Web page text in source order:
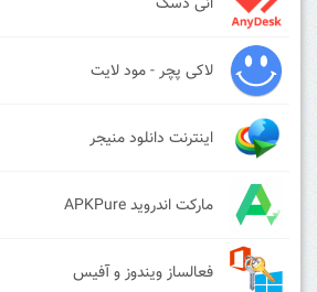
لاکی پچر - مود لایت
اینترنت دانلود منیجر
مارکت اندروید APKPure
فعالساز ویندوز و آفیس